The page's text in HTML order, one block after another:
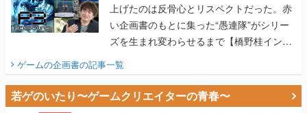
上げたのは反骨心とリスペクトだった。赤
い企画書のもとに集った“愚連隊”がシリー
ズを生まれ変わらせるまで【橋野桂インタ
ビュー】
ゲームの企画書の記事一覧
若ゲのいたり〜ゲームクリエイターの青春〜